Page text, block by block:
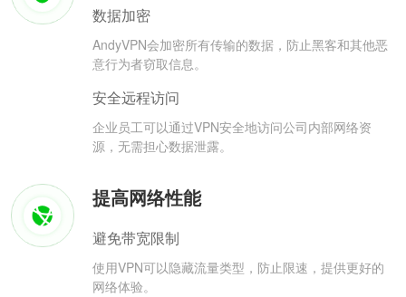
数据加密
AndyVPN会加密所有传输的数据，防止黑客和其他恶
意行为者窃取信息。
安全远程访问
企业员工可以通过VPN安全地访问公司内部网络资
源，无需担心数据泄露。
提高网络性能
避免带宽限制
使用VPN可以隐藏流量类型，防止限速，提供更好的
网络体验。